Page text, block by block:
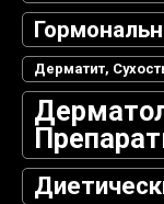
Дерматит,